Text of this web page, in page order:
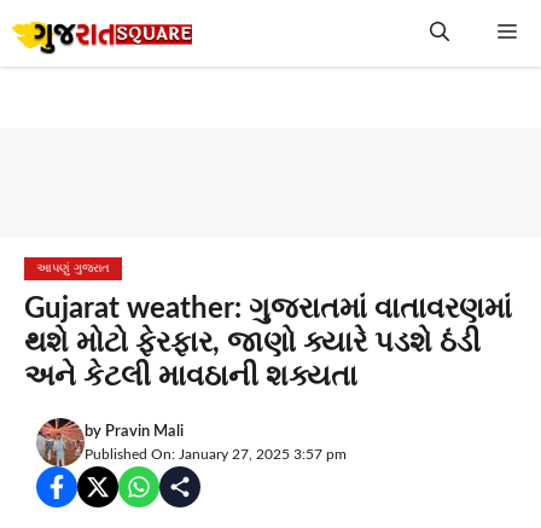
to
આપણું ગુજરાત
Gujarat weather: ગુજરાતમાં વાતાવરણમાં
થશે મોટો ફેરફાર, જાણો ક્યારે પડશે ઠંડી
અને કેટલી માવઠાની શક્યતા
by Pravin Mali
Published On: January 27, 2025 3:57 pm